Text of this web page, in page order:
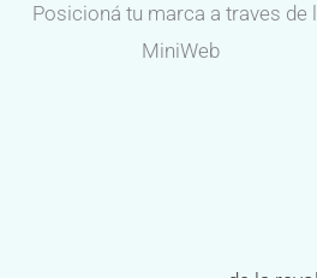
Posicioná tu marca a traves de
MiniWeb